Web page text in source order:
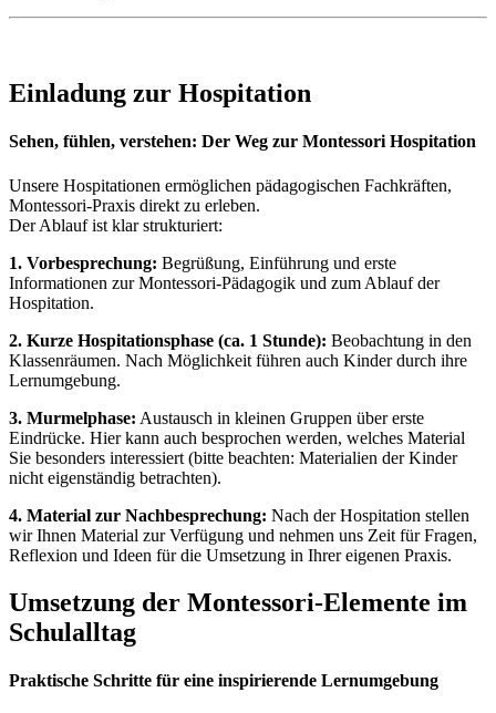
Einladung zur Hospitation
Sehen, fühlen, verstehen: Der Weg zur Montessori Hospitation
Unsere Hospitationen ermöglichen pädagogischen Fachkräften,
Montessori-Praxis direkt zu erleben.
Der Ablauf ist klar strukturiert:
1. Vorbesprechung: Begrüßung, Einführung und erste
Informationen zur Montessori-Pädagogik und zum Ablauf der
Hospitation.
2. Kurze Hospitationsphase (ca. 1 Stunde): Beobachtung in den
Klassenräumen. Nach Möglichkeit führen auch Kinder durch ihre
Lernumgebung.
3. Murmelphase: Austausch in kleinen Gruppen über erste
Eindrücke. Hier kann auch besprochen werden, welches Material
Sie besonders interessiert (bitte beachten: Materialien der Kinder
nicht eigenständig betrachten).
4. Material zur Nachbesprechung: Nach der Hospitation stellen
wir Ihnen Material zur Verfügung und nehmen uns Zeit für Fragen,
Reflexion und Ideen für die Umsetzung in Ihrer eigenen Praxis.
Umsetzung der Montessori-Elemente im
Schulalltag
Praktische Schritte für eine inspirierende Lernumgebung